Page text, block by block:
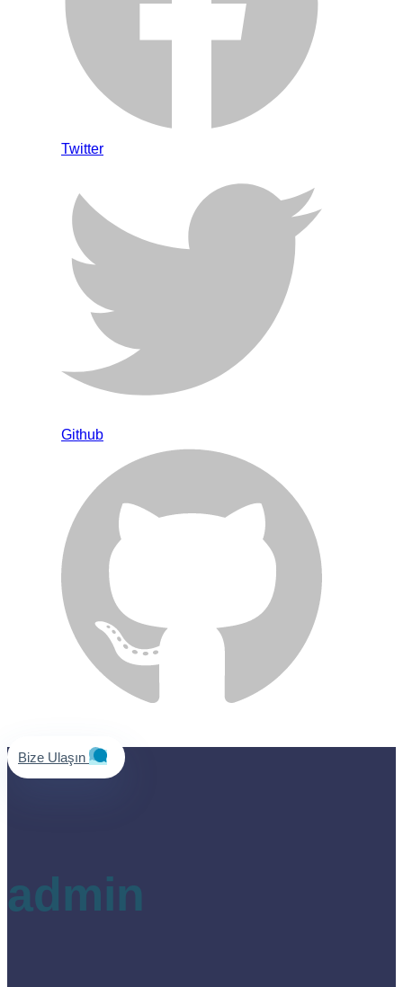
Twitter
Github
Bize Ulaşın
admin